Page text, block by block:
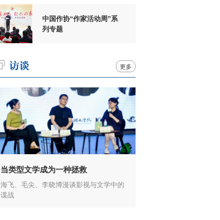
中国作协“作家活动周”系
列专题
更多
当类型文学成为一种拯救
海飞、毛尖、李晓博漫谈影视与文学中的
谍战